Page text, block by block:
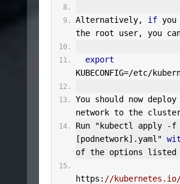
Alternatively, if you
the root user, you
export
KUBECONFIG=/etc/
You should now deploy
network to the
Run
"kubectl apply -f
[podnetwork].yaml"
of the options listed
https : //